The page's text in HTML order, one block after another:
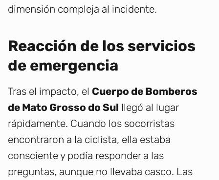
dimensión compleja al incidente.
Reacción de los servicios
de emergencia
Tras el impacto, el Cuerpo de Bomberos
de Mato Grosso do Sul llegó al lugar
rápidamente. Cuando los socorristas
encontraron a la ciclista, ella estaba
consciente y podía responder a las
preguntas, aunque no llevaba casco. Las